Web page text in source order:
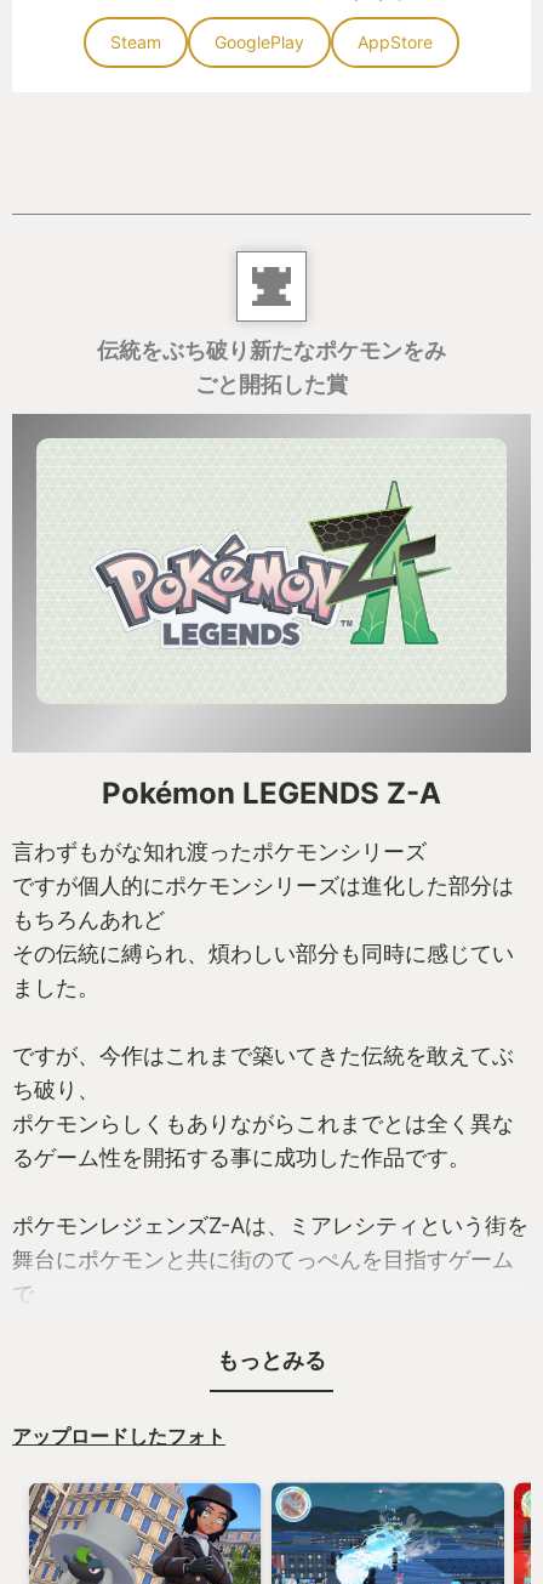
逆に暴走したおかげで想定以上の結果を生みだし、
逆転につながったりなど…
ストーリー、ゲームシステムとどちらも人を選ぶ内
容ではあるものの、
それらを受け入れられる人にはこのゲームでしか味
わえないモノを多く与えてくれる作品です。
Steam GooglePlay AppStore
伝統をぶち破り新たなポケモンをみ
ごと開拓した賞
Pokémon LEGENDS Z-A
言わずもがな知れ渡ったポケモンシリーズ
ですが個人的にポケモンシリーズは進化した部分は
もちろんあれど
その伝統に縛られ、煩わしい部分も同時に感じてい
ました。
ですが、今作はこれまで築いてきた伝統を敢えてぶ
ち破り、
ポケモンらしくもありながらこれまでとは全く異な
るゲーム性を開拓する事に成功した作品です。
ポケモンレジェンズZ-Aは、ミアレシティという街を
舞台にポケモンと共に街のてっぺんを目指すゲーム
で
リアルタイムに展開され、ポケモン同士の位置関係
全く新たなアクティブコマンドバトルへと生まれ変
ポケモンの持つ技も、今作のゲーム性にあわせて丸
ごと再解釈され、
もっとみる
アップロードしたフォト